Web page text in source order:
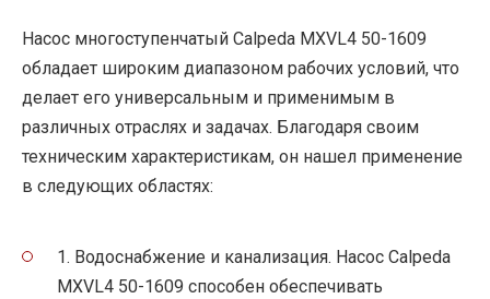
Насос многоступенчатый Calpeda MXVL4 50-1609
обладает широким диапазоном рабочих условий, что
делает его универсальным и применимым в
различных отраслях и задачах. Благодаря своим
техническим характеристикам, он нашел применение
в следующих областях:
1. Водоснабжение и канализация. Насос Calpeda
MXVL4 50-1609 способен обеспечивать